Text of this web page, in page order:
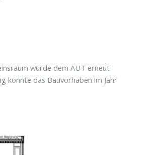
wurde dem AUT erneut
könnte das Bauvorhaben im Jahr